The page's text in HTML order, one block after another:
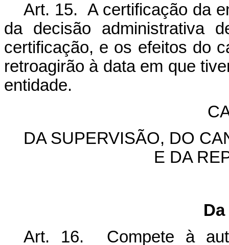
Art. 15. A certificação da
da decisão administrativa
certificação, e os efeitos do
retroagirão à data em que
entidade.
DA SUPERVISÃO, DO
E DA
Art. 16. Compete à